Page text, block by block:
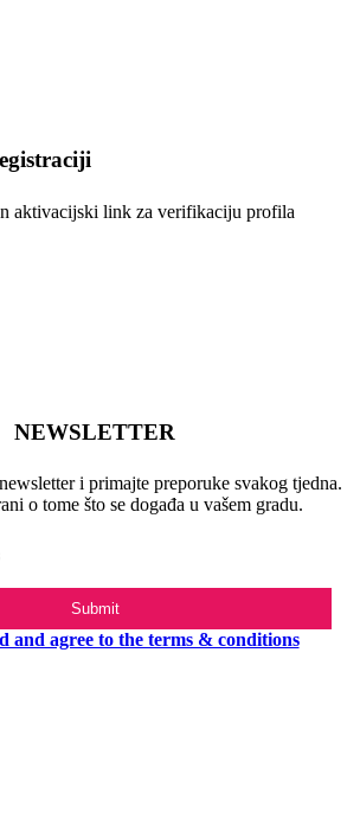
aktivacijski link za verifikaciju profila
NEWSLETTER
i primajte preporuke svakog tjedna.
o tome što se događa u vašem gradu.
and agree to the terms & conditions